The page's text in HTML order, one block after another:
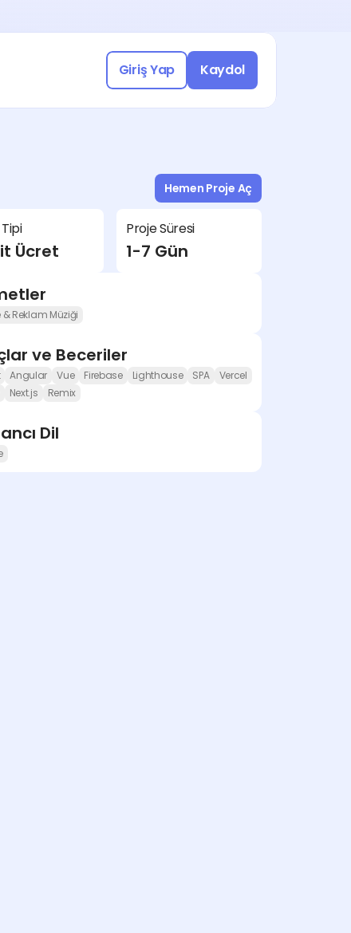
Giriş Yap Kaydol
Freelance işleri keşfetmek için
Ayarla
katılın!
Hemen Proje Aç
Ücret
Proje Süresi
1-7 Gün
Reklam Müziği
ve Beceriler
Angular Vue Firebase Lighthouse SPA
Vercel
Next.js Remix
Dil